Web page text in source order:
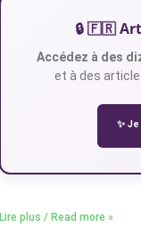
🔒 🇫🇷
Accédez à des
et à des
✨ Je
Lire plus / Read more »